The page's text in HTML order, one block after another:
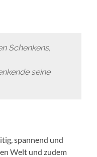
Schenkens,
seine
spannend und
Welt und zudem